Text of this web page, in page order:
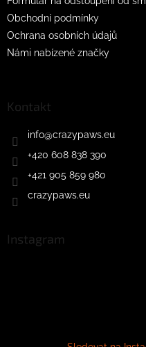
Obchodní podmínky
Ochrana osobních údajů
Námi nabízené značky
Kontakt
info@crazypaws.eu
+420 608 838 390
+421 905 859 980
crazypaws.eu
Instagram